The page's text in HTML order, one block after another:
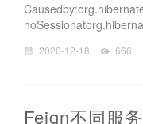
2020-12-18 666
Feign不同服